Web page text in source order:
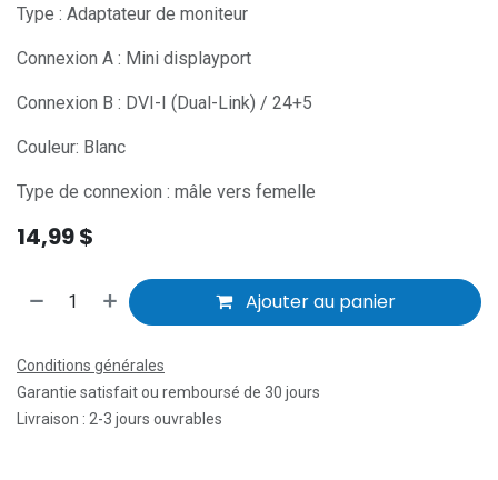
Type : Adaptateur de moniteur
Connexion A : Mini displayport
Connexion B : DVI-I (Dual-Link) / 24+5
Couleur: Blanc
Type de connexion : mâle vers femelle
14,99$
Ajouter au panier
Conditions générales
Garantie satisfait ou remboursé de 30 jours
Livraison : 2-3 jours ouvrables